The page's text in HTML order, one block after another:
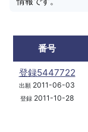
番号
登録5447722
出願 2011-06-03
登録2011-10-28